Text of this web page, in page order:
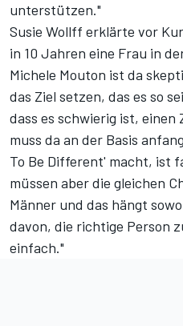
unterstützen."
Susie Wollff erklärte vor
in 10 Jahren eine Frau in
Michele Mouton ist da
das Ziel setzen, das es so
dass es schwierig ist,
muss da an der Basis
To Be Different' macht, ist
müssen aber die gleichen
Männer und das hängt
davon, die richtige Person
einfach."